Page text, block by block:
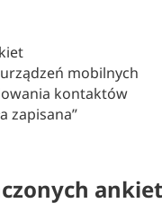
mobilnych
kontaktów
zapisana”
ankiet